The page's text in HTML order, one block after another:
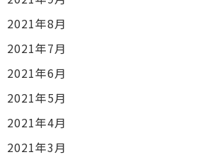
2021年8月
2021年7月
2021年6月
2021年5月
2021年4月
2021年3月